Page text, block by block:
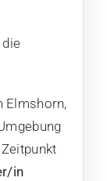
Elmshorn,
in